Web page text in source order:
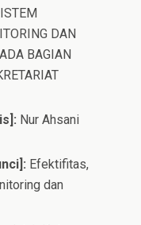
DAN
BAGIAN
Nur Ahsani
Efektifitas,
dan